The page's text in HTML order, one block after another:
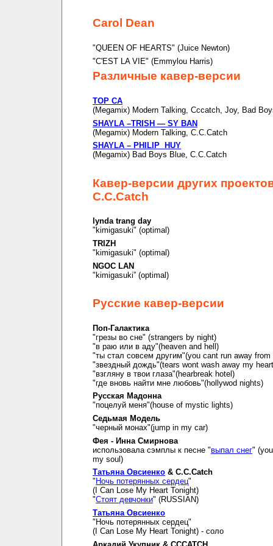
Carol Dean
"QUEEN OF HEARTS" (Juice Newton)
"C'EST LA VIE" (Emmylou Harris)
Различные кавер-версии
TOP CA
(Megamix) Modern Talking, Cccatch, Joy, Bad
SHAYLA –TRISH — SY BAN
(Megamix) Modern Talking, C.C.Catch
SHAYLA – PHILIP HUY
(Megamix) Bad Boys Blue, C.C.Catch
Кавер-версии других
C.C.Catch
lynda trang day
"kimigasuki" (optimal)
TRIZH
"kimigasuki" (optimal)
NGOC LAN
"kimigasuki” (optimal)
Русские кавер-версии
Поп-Галактика
"грезы во сне" (strangers by night)
"в раю или в аду"(heaven and hell)
"ты стал совсем другим"(you cant run away from
"звездный дождь"(tears wont wash away my
"взгляну в твои глаза"(hearbreak hotel)
"где вновь найти мне любовь"(hollywod nights)
Русская Мадонна
"поцелуй меня"(house of mystic lights)
Седьмая Модель
"черный монах"(jump in my car)
Фея - Инна Смирнова
использовала сэмплы к песне "выпал снег"
my soul)
Татьяна Овсиенко & C.C.Catch
" Ночь потерянных сердец"
(I Can Lose My Heart Tonight)
"Стоят девчонки" (RUSSIAN)
Татьяна Овсиенко
"Ночь потерянных сердец"
(I Can Lose My Heart Tonight) - соло